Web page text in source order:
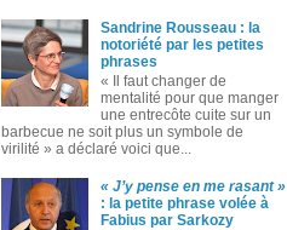
Sandrine Rousseau : la
notoriété par les petites
phrases
« Il faut changer de
mentalité pour que manger
une entrecôte cuite sur un
barbecue ne soit plus un symbole de
virilité » a déclaré voici que...
« J’y pense en me rasant »
: la petite phrase volée à
Fabius par Sarkozy